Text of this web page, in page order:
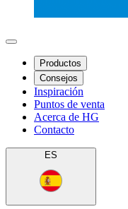
Productos
Consejos
Inspiración
Puntos de venta
Acerca de HG
Contacto
ES